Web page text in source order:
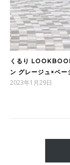
くるり
ン グレージュ×ベー
2023年1月29日